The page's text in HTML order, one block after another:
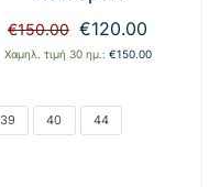
€150.00 Original
price
was:
€120.00
τρέχουσα
Χαμηλ. τιμή 30 ημ.: €150.00
39 40 44